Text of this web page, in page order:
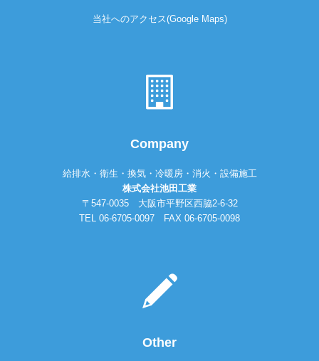
当社へのアクセス(Google Maps)
Company
給排水・衛生・換気・冷暖房・消火・設備施工
株式会社池田工業
〒547-0035 大阪市平野区西脇2-6-32
TEL 06-6705-0097 FAX 06-6705-0098
Other